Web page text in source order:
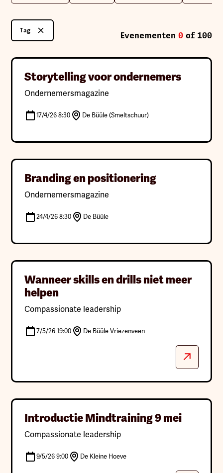
Tag Evenementen 0of 100
Zoeken Clear
Organisatie
Kies categorieen
Locatie
Kies categorieen
Storytelling voor ondernemers
Ondernemersmagazine
17/4/26 8:30 De Büüle (Smeltschuur)
Branding en positionering
Ondernemersmagazine
24/4/26 8:30 De Büüle
Wanneer skills en drills niet meer
helpen
Compassionate leadership
7/5/26 19:00 De Büüle Vriezenveen
Introductie Mindtraining 9 mei
Compassionate leadership
9/5/26 9:00 De Kleine Hoeve